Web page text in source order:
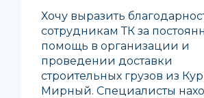
Хочу выразить
сотрудникам ТК за
помощь в организации и
проведении доставки
строительных грузов из
Мирный. Специалисты